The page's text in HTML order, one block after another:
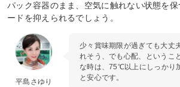
パック容器のまま、空気に触れない状態を
ードを抑えられるでしょう。
平島さゆり
少々賞味期限が過ぎても大丈
れそう、でも心配、というこ
な時は、75℃以上にしっかり
と安心です。